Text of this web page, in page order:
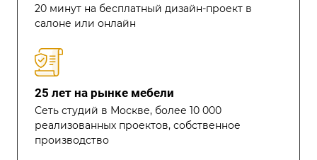
20 минут на бесплатный дизайн-проект в
салоне или онлайн
25 лет на рынке мебели
Сеть студий в Москве, более 10 000
реализованных проектов, собственное
производство